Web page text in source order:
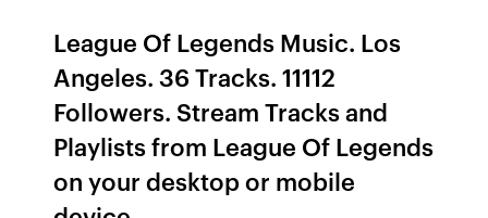
League Of Legends Music. Los
Angeles. 36 Tracks. 11112
Followers. Stream Tracks and
Playlists from League Of Legends
on your desktop or mobile